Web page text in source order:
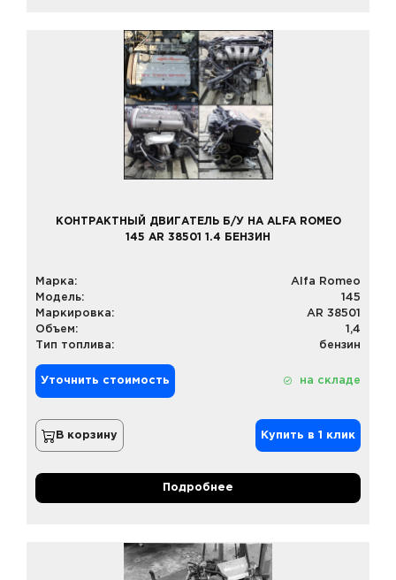
КОНТРАКТНЫЙ ДВИГАТЕЛЬ Б/У НА ALFA ROMEO
145 AR 38501 1.4 БЕНЗИН
Марка:
Alfa Romeo
Модель:
145
Маркировка:
AR 38501
Объем:
1,4
Тип топлива:
бензин
Уточнить стоимость на складе
В корзину Купить в 1 клик
Подробнее